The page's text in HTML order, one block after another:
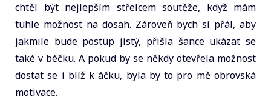
chtěl být nejlepším střelcem soutěže, když mám
tuhle možnost na dosah. Zároveň bych si přál, aby
jakmile bude postup jistý, přišla šance ukázat se
také v béčku. A pokud by se někdy otevřela možnost
dostat se i blíž k áčku, byla by to pro mě obrovská
motivace.